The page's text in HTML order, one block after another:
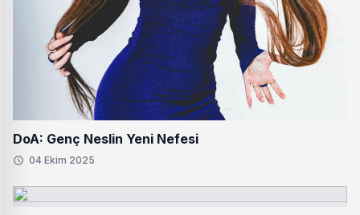
DoA: Genç Neslin Yeni Nefesi
04 Ekim 2025